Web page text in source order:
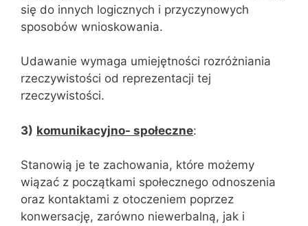
się do innych logicznych i przyczynowych
sposobów wnioskowania.
Udawanie wymaga umiejętności rozróżniania
rzeczywistości od reprezentacji tej
rzeczywistości.
3) komunikacyjno- społeczne:
Stanowią je te zachowania, które możemy
wiązać z początkami społecznego odnoszenia
oraz kontaktami z otoczeniem poprzez
konwersację, zarówno niewerbalną, jak i